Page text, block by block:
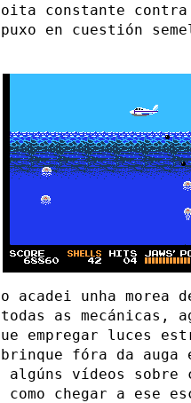
loita constante
en cuestión
acadei unha morea
as mecánicas,
empregar luces
fóra da auga
vídeos sobre
chegar a ese